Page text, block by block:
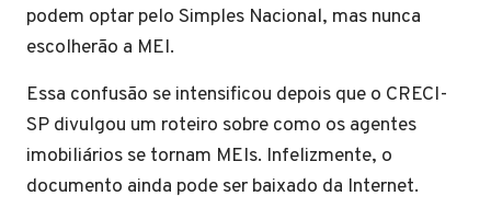
podem optar pelo Simples Nacional, mas nunca
escolherão a MEI.
Essa confusão se intensificou depois que o CRECI-
SP divulgou um roteiro sobre como os agentes
imobiliários se tornam MEIs. Infelizmente, o
documento ainda pode ser baixado da Internet.